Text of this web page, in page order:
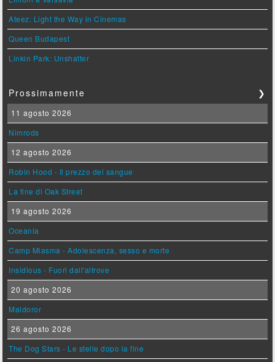
Ateez: Light the Way in Cinemas
Queen Budapest
Linkin Park: Unshatter
Prossimamente ❯
11 agosto 2026
Nimrods
12 agosto 2026
Robin Hood - Il prezzo del sangue
La fine di Oak Street
19 agosto 2026
Oceania
Camp Miasma - Adolescenza, sesso e morte
Insidious - Fuori dall'altrove
20 agosto 2026
Maldoror
26 agosto 2026
The Dog Stars - Le stelle dopo la fine